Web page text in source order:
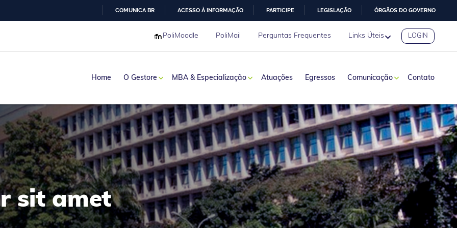
O
COMUNICA BR ACESSO À INFORMAÇÃO PARTICIPE LEGISLAÇÃO ÓRGÃOS DO GOVERNO
PoliMoodle PoliMail Perguntas Frequentes Links Úteis LOGIN
Home O Gestore MBA & Especialização Atuações Egressos Comunicação Contato
sit amet